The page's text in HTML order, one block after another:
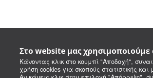
Στο website μας χρησιμοποιούμε
Κάνοντας κλικ στο κουμπί "Αποδοχή",
χρήση cookies για σκοπούς στατιστικής και